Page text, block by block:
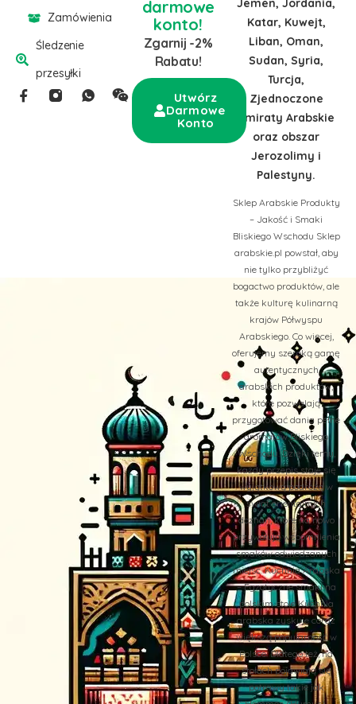
Zamówienia
Śledzenie
przesyłki
Jemen, Jordania,
Katar, Kuwejt,
Liban, Oman,
Sudan, Syria,
Turcja,
Zjednoczone
Emiraty Arabskie
oraz obszar
Jerozolimy i
Palestyny.
Sklep Arabskie Produkty
– Jakość i Smaki
Bliskiego Wschodu Sklep
arabskie.pl powstał, aby
nie tylko przybliżyć
bogactwo produktów, ale
także kulturę kulinarną
krajów Półwyspu
Arabskiego. Co więcej,
oferujemy szeroką gamę
autentycznych
arabskich produktów,
które pozwalają
przygotować dania pełne
aromatów Bliskiego
Wschodu. Dzięki temu,
każdy przepis staje się
wyjątkową podróżą w
świat orientalnych
doznań, które na nowo
przywołują wspomnienia
smaków odwiedzanych
miejsc. Kuchnia Arabska
– Egzotyczne smaki na
polskim stole Kuchnia
arabska zyskuje coraz
większą popularność w
Polsce. Dlatego też, na
stołach pojawiają się
potrawy takie jak
darmowe
konto!
Zgarnij -2%
Rabatu!
Utwórz
Darmowe
Konto